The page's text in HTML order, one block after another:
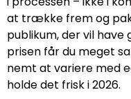
at trække frem og
publikum, der vil have
prisen får du meget
nemt at variere med
holde det frisk i 2026.